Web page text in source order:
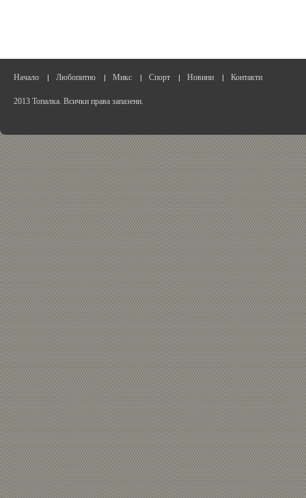
Начало Любопитно Микс Спорт Новини Контакти
2013 Топалка. Всички права запазени.